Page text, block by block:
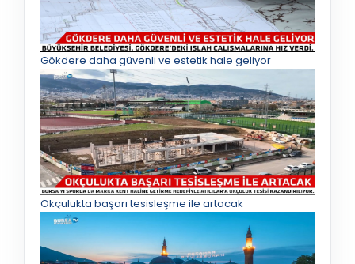
Gökdere daha güvenli ve estetik hale geliyor
Okçulukta başarı tesisleşme ile artacak